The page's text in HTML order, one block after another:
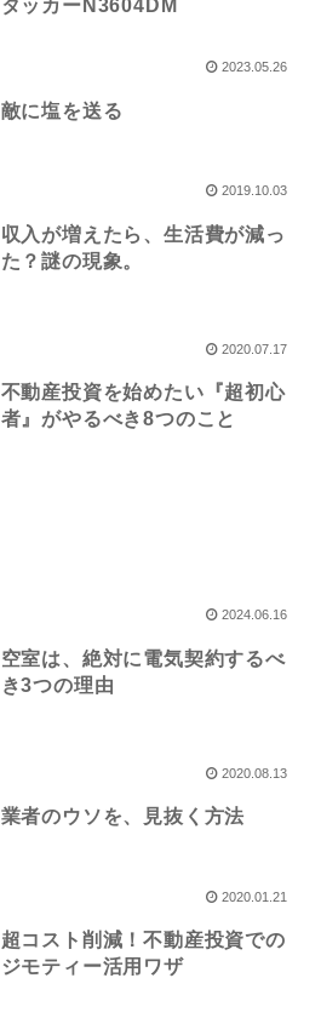
タッカーN3604DM
2023.05.26
敵に塩を送る
2019.10.03
収入が増えたら、生活費が減っ
た？謎の現象。
2020.07.17
不動産投資を始めたい『超初心
者』がやるべき8つのこと
2024.06.16
空室は、絶対に電気契約するべ
き3つの理由
2020.08.13
業者のウソを、見抜く方法
2020.01.21
超コスト削減！不動産投資での
ジモティー活用ワザ